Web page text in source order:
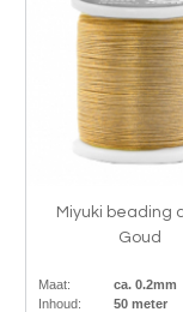
Miyuki beading
Goud
Maat:
ca. 0.2mm
Inhoud:
50 meter